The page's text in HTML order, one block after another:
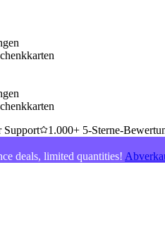
Support 1.000+ 5-Sterne-
deals, limited quantities!